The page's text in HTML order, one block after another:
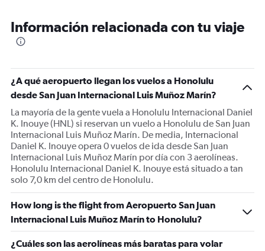
Información relacionada con tu viaje
¿A qué aeropuerto llegan los vuelos a Honolulu
desde San Juan Internacional Luis Muñoz Marín?
La mayoría de la gente vuela a Honolulu Internacional Daniel
K. Inouye (HNL) si reservan un vuelo a Honolulu de San Juan
Internacional Luis Muñoz Marín. De media, Internacional
Daniel K. Inouye opera 0 vuelos de ida desde San Juan
Internacional Luis Muñoz Marín por día con 3 aerolíneas.
Honolulu Internacional Daniel K. Inouye está situado a tan
solo 7,0 km del centro de Honolulu.
How long is the flight from Aeropuerto San Juan
Internacional Luis Muñoz Marín to Honolulu?
¿Cuáles son las aerolíneas más baratas para volar